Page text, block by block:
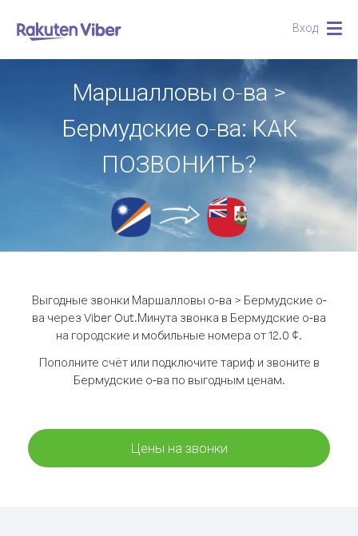
Вход
Маршалловы о-ва >
Бермудские о-ва: КАК
ПОЗВОНИТЬ?
Выгодные звонки Маршалловы о-ва > Бермудские о-
ва через Viber Out.Минута звонка в Бермудские о-ва
на городские и мобильные номера от 12.0 ¢.
Пополните счёт или подключите тариф и звоните в
Бермудские о-ва по выгодным ценам.
Цены на звонки